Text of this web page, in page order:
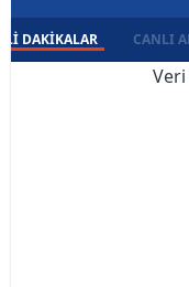
DAKIKALAR CANLI